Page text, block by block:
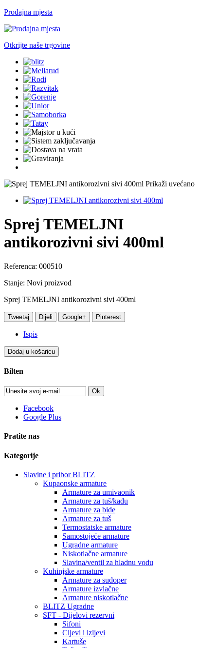
Prodajna mjesta
Otkrijte naše trgovine
Prikaži uvećano
Sprej TEMELJNI
antikorozivni sivi 400ml
Referenca: 000510
Stanje: Novi proizvod
Sprej TEMELJNI antikorozivni sivi 400ml
Tweetaj Dijeli Google+ Pinterest
Ispis
Dodaj u košaricu
Bilten
Ok
Facebook
Google Plus
Pratite nas
Kategorije
Slavine i pribor BLITZ
Kupaonske armature
Armature za umivaonik
Armature za tuš/kadu
Armature za bide
Armature za tuš
Termostatske armature
Samostojeće armature
Ugradne armature
Niskotlačne armature
Slavina/ventil za hladnu vodu
Kuhinjske armature
Armature za sudoper
Armature izvlačne
Armature niskotlačne
BLITZ Ugradne
SFT - Dijelovi rezervni
Sifoni
Cijevi i izljevi
Kartuše